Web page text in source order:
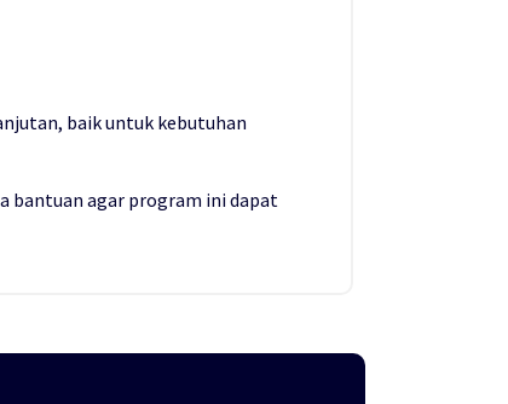
baik untuk kebutuhan
bantuan agar program ini dapat